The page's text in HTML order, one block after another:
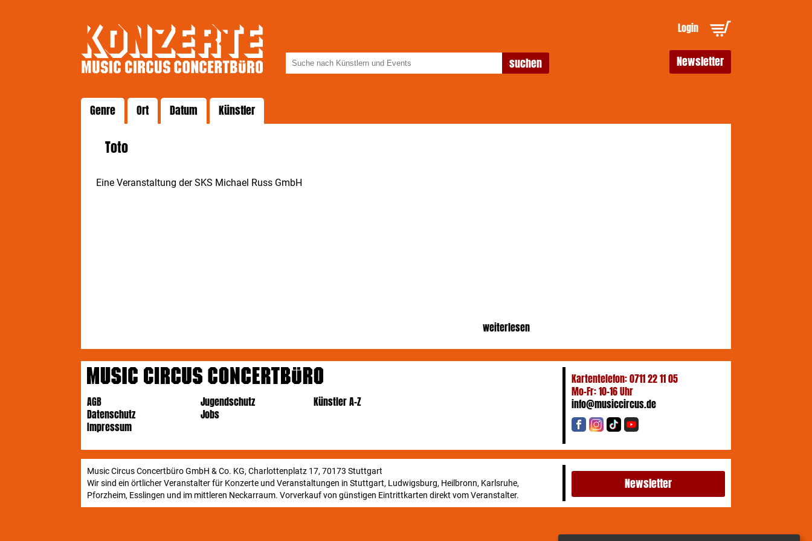
Login
Newsletter
Genre Ort Datum Künstler
Toto
Eine Veranstaltung der SKS Michael Russ GmbH
weiterlesen
AGB
Datenschutz
Impressum
Jugendschutz
Jobs
Künstler A-Z
Kartentelefon: 0711 22 11 05
Mo-Fr: 10-16 Uhr
info@musiccircus.de
Music Circus Concertbüro GmbH & Co. KG, Charlottenplatz 17, 70173 Stuttgart
Wir sind ein örtlicher Veranstalter für Konzerte und Veranstaltungen in Stuttgart, Ludwigsburg, Heilbronn, Karlsruhe,
Pforzheim, Esslingen und im mittleren Neckarraum. Vorverkauf von günstigen Eintrittkarten direkt vom Veranstalter.
Newsletter